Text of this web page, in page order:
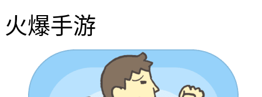
火爆手游